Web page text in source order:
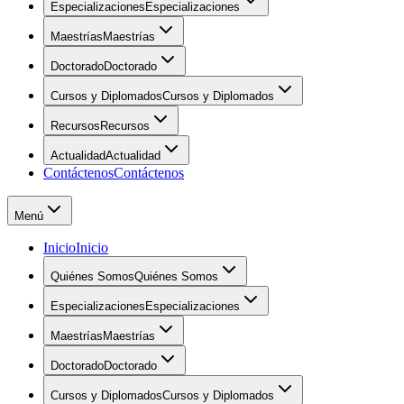
Especializaciones Especializaciones
Maestrías Maestrías
DoctoradoDoctorado
Cursos y DiplomadosCursos y Diplomados
Recursos Recursos
ActualidadActualidad
ContáctenosContáctenos
Menú
InicioInicio
Quiénes SomosQuiénes Somos
Especializaciones Especializaciones
Maestrías Maestrías
DoctoradoDoctorado
Cursos y DiplomadosCursos y Diplomados